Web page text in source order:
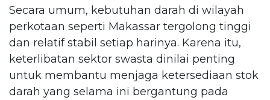
Secara umum, kebutuhan darah di wilayah
perkotaan seperti Makassar tergolong tinggi
dan relatif stabil setiap harinya. Karena itu,
keterlibatan sektor swasta dinilai penting
untuk membantu menjaga ketersediaan stok
darah yang selama ini bergantung pada